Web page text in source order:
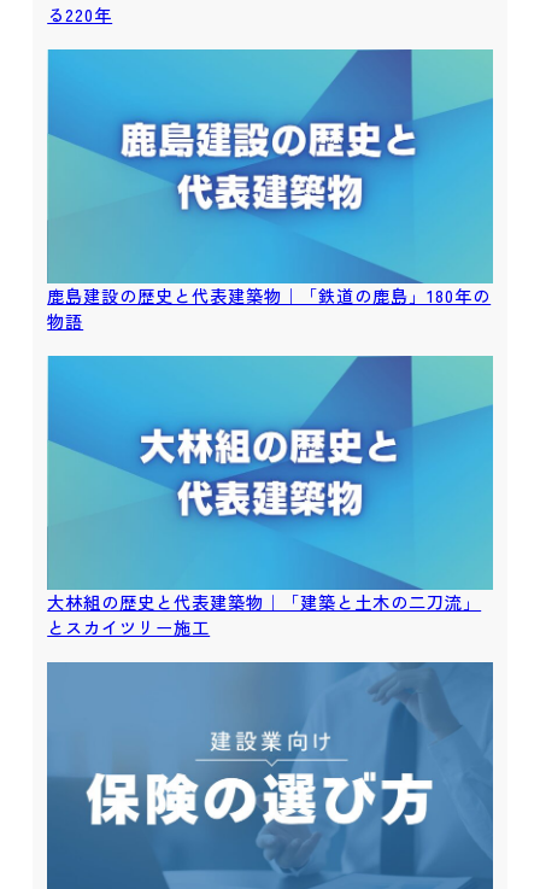
る220年
鹿島建設の歴史と代表建築物｜「鉄道の鹿島」180年の
物語
大林組の歴史と代表建築物｜「建築と土木の二刀流」
とスカイツリー施工